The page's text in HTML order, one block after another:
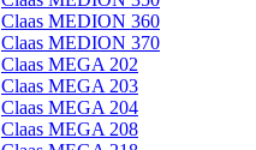
Claas MEDION 360
Claas MEDION 370
Claas MEGA 202
Claas MEGA 203
Claas MEGA 204
Claas MEGA 208